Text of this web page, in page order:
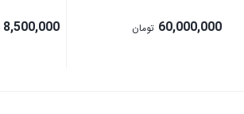
60,000,000 تومان 8,500,000